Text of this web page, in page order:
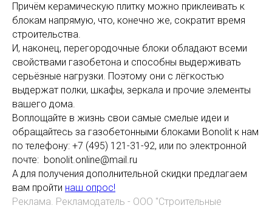
Причём керамическую плитку можно приклеивать к
блокам напрямую, что, конечно же, сократит время
строительства.
И, наконец, перегородочные блоки обладают всеми
свойствами газобетона и способны выдерживать
серьёзные нагрузки. Поэтому они с лёгкостью
выдержат полки, шкафы, зеркала и прочие элементы
вашего дома.
Воплощайте в жизнь свои самые смелые идеи и
обращайтесь за газобетонными блоками Bonolit к нам
по телефону: +7 (495) 121-31-92, или по электронной
почте: bonolit.online@mail.ru
А для получения дополнительной скидки предлагаем
вам пройти наш опрос!
Реклама. Рекламодатель - ООО "Строительные